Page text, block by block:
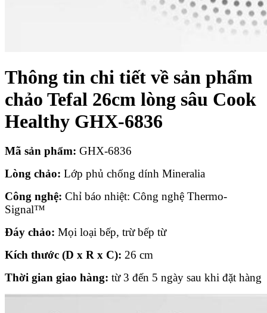
Thông tin chi tiết về sản phẩm
chảo Tefal 26cm lòng sâu Cook
Healthy GHX-6836
Mã sản phẩm: GHX-6836
Lòng chảo: Lớp phủ chống dính Mineralia
Công nghệ: Chỉ báo nhiệt: Công nghệ Thermo-
Signal™
Đáy chảo: Mọi loại bếp, trừ bếp từ
Kích thước (D x R x C): 26 cm
Thời gian giao hàng: từ 3 đến 5 ngày sau khi đặt hàng